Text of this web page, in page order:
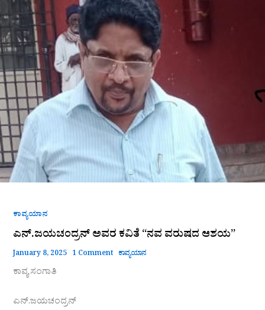
ಕಾವ್ಯಯಾನ
ಎನ್.ಜಯಚಂದ್ರನ್ ಅವರ ಕವಿತೆ “ನವ ವರುಷದ ಆಶಯ”
January 8, 2025 1 Comment ಕಾವ್ಯಯಾನ
ಕಾವ್ಯ ಸಂಗಾತಿ
ಎನ್.ಜಯಚಂದ್ರನ್
ಅವರ
ಕವಿತೆ
“ನವ
ವರುಷದ
ಆಶಯ”